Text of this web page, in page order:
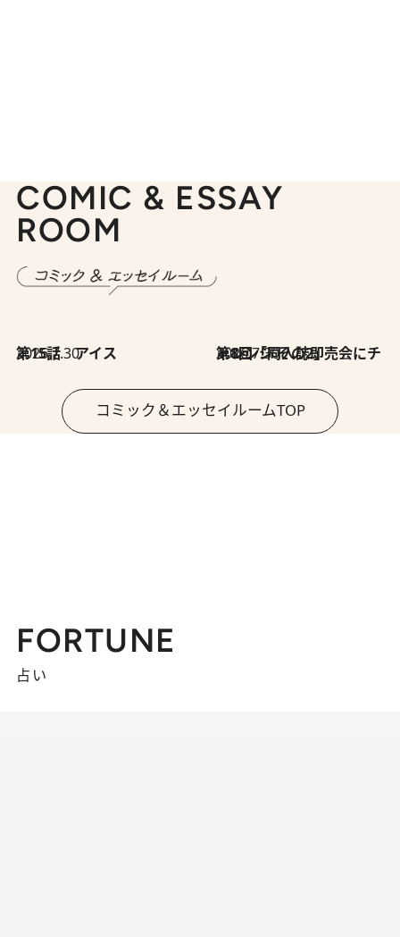
COMIC & ESSAY
ROOM
2026.7.30
第15話 アイス 2026.7.30
第8回「同人誌即売会にチャレンジ その2」
コミック＆エッセイルームTOP
FORTUNE
占い